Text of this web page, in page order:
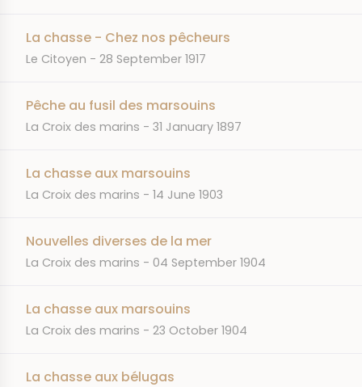
La chasse - Chez nos pêcheurs
JOURNAL
Le Citoyen DATE
28 September 1917
Pêche au fusil des marsouins
JOURNAL
La Croix des marins DATE
31 January 1897
La chasse aux marsouins
JOURNAL
La Croix des marins DATE
14 June 1903
Nouvelles diverses de la mer
JOURNAL
La Croix des marins DATE
04 September 1904
La chasse aux marsouins
JOURNAL
La Croix des marins DATE
23 October 1904
La chasse aux bélugas